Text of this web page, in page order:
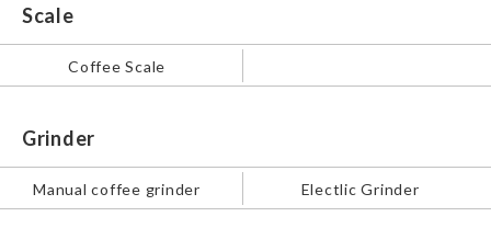
Scale
Coffee Scale
Grinder
Manual coffee grinder Electlic Grinder